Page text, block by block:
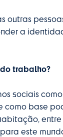
a
trabalho?
sociais
como base
este